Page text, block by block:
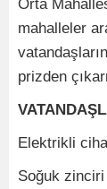
Orta
mahalleler
prizden
Elektrikli
Soğuk zinciri